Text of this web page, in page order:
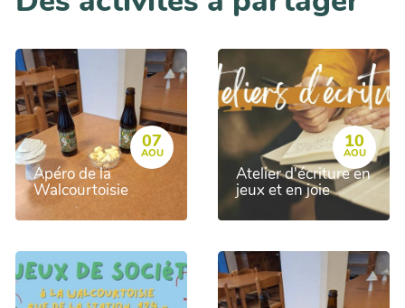
07
AOU
Apéro de la
Walcourtoisie
10
AOU
Atelier d'écriture en
jeux et en joie